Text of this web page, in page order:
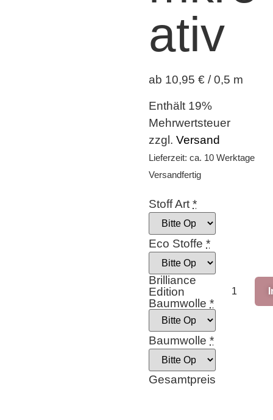
ativ
ab 10,95 € / 0,5 m
Enthält 19%
Mehrwertsteuer
zzgl. Versand
Lieferzeit: ca. 10 Werktage
Versandfertig
Stoff Art *
Eco Stoffe *
Brilliance
Edition
Baumwolle *
Baumwolle *
Gesamtpreis